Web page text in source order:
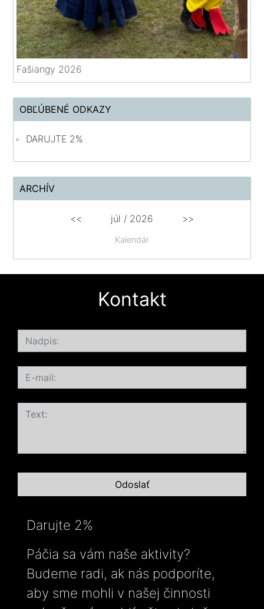
Fašiangy 2026
OBĽÚBENÉ ODKAZY
DARUJTE 2%
ARCHÍV
Kalendár
<< júl / 2026 >>
Kontakt
Darujte 2%
Páčia sa vám naše aktivity?
Budeme radi, ak nás podporíte,
aby sme mohli v našej činnosti